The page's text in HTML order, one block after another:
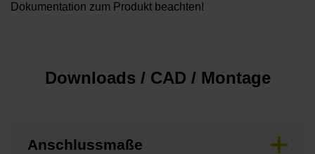
Dokumentation zum Produkt beachten!
Downloads / CAD / Montage
Anschlussmaße